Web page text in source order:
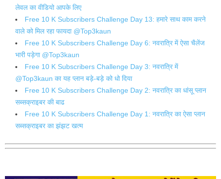
लेवल का वीडियो आपके लिए
Free 10 K Subscribers Challenge Day 13: हमारे साथ काम करने
वाले को मिल रहा फायदा @Top3kaun
Free 10 K Subscribers Challenge Day 6: नवरात्रि में ऐसा चैलेंज
भारी पड़ेगा @Top3kaun
Free 10 K Subscribers Challenge Day 3: नवरात्रि में
@Top3kaun का यह प्लान बड़े-बड़े को धो दिया
Free 10 K Subscribers Challenge Day 2: नवरात्रि का धांसू प्लान
सब्सक्राइबर की बाढ
Free 10 K Subscribers Challenge Day 1: नवरात्रि का ऐसा प्लान
सब्सक्राइबर का झंझट खत्म